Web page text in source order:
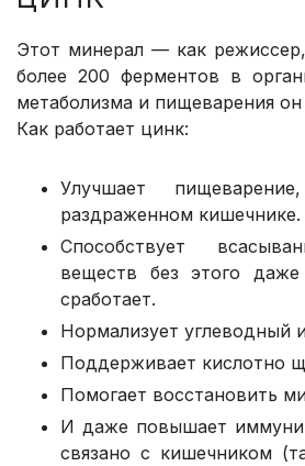
Этот минерал — как
более 200 ферментов в
метаболизма и пищеварения
Как работает цинк:
Улучшает
раздраженном кишечнике.
Способствует
веществ без этого
сработает.
Нормализует углеводный
Поддерживает кислотно
Помогает восстановить
И даже повышает
связано с кишечником